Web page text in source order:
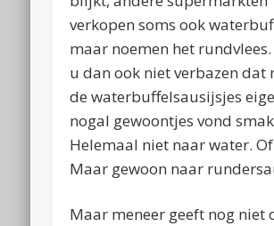
verkopen soms ook
maar noemen het
u dan ook niet verbazen dat
de waterbuffelsausijsjes
nogal gewoontjes vond
Helemaal niet naar water.
Maar gewoon naar
Maar meneer geeft nog niet